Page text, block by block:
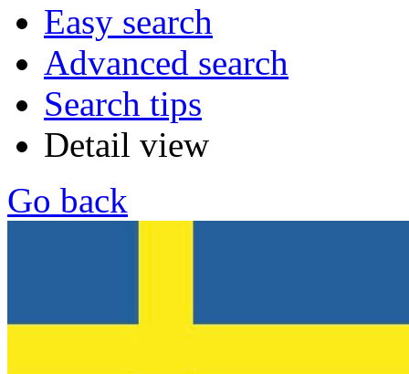
Easy search
Advanced search
Search tips
Detail view
Go back